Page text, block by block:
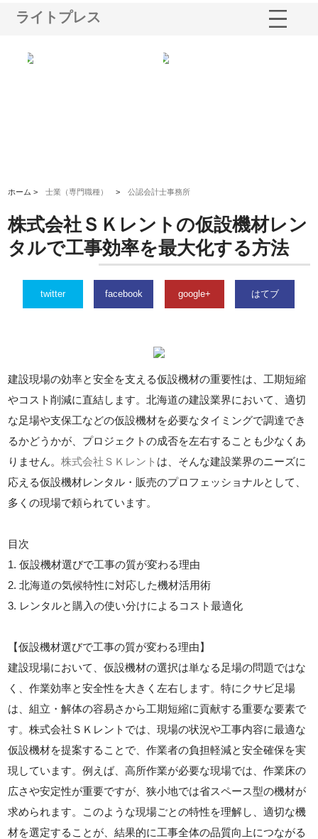
ライトプレス
ホーム >士業（専門職種） >公認会計士事務所
株式会社ＳＫレントの仮設機材レン
タルで工事効率を最大化する方法
twitter facebook google+ はてブ
建設現場の効率と安全を支える仮設機材の重要性は、工期短縮
やコスト削減に直結します。北海道の建設業界において、適切
な足場や支保工などの仮設機材を必要なタイミングで調達でき
るかどうかが、プロジェクトの成否を左右することも少なくあ
りません。株式会社ＳＫレント は、そんな建設業界のニーズに
応える仮設機材レンタル・販売のプロフェッショナルとして、
多くの現場で頼られています。
目次
1. 仮設機材選びで工事の質が変わる理由
2. 北海道の気候特性に対応した機材活用術
3. レンタルと購入の使い分けによるコスト最適化
【仮設機材選びで工事の質が変わる理由】
建設現場において、仮設機材の選択は単なる足場の問題ではな
く、作業効率と安全性を大きく左右します。特にクサビ足場
は、組立・解体の容易さから工期短縮に貢献する重要な要素で
す。株式会社ＳＫレントでは、現場の状況や工事内容に最適な
仮設機材を提案することで、作業者の負担軽減と安全確保を実
現しています。例えば、高所作業が必要な現場では、作業床の
広さや安定性が重要ですが、狭小地では省スペース型の機材が
求められます。このような現場ごとの特性を理解し、適切な機
材を選定することが、結果的に工事全体の品質向上につながる